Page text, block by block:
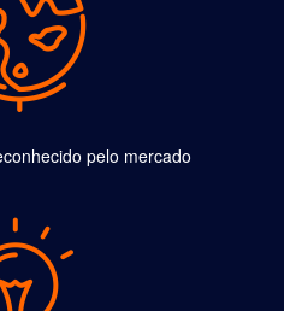
pelo mercado